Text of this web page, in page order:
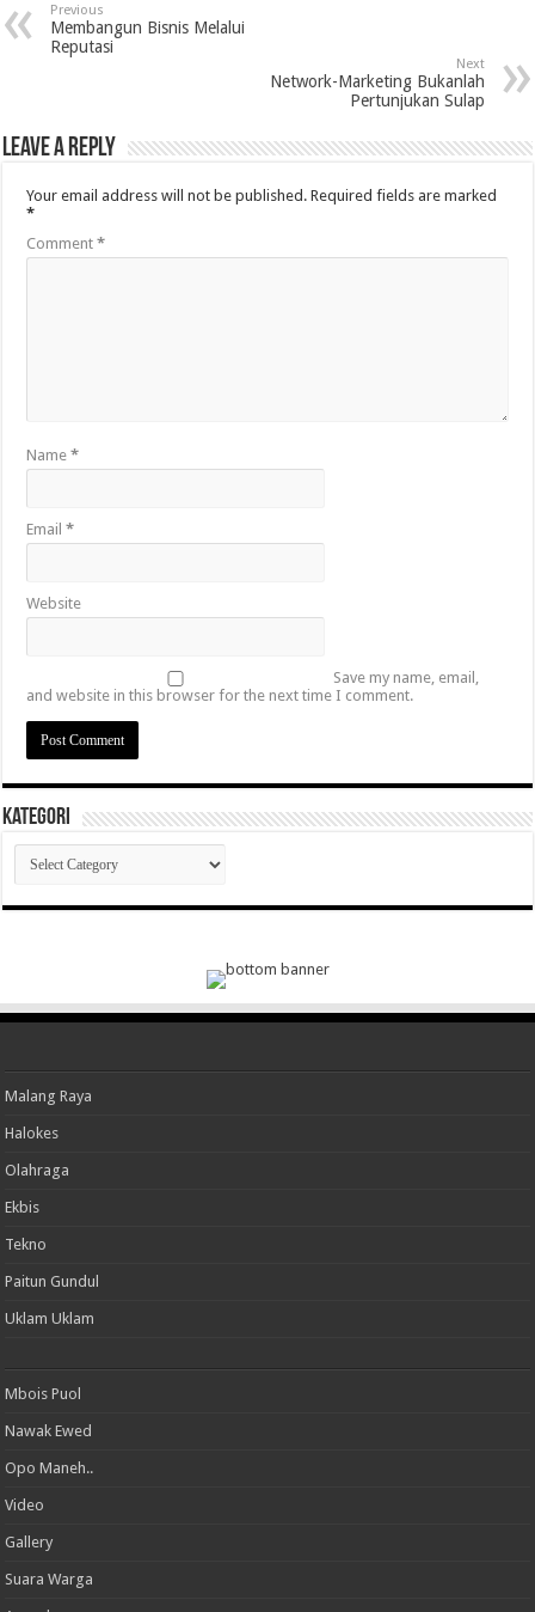
Previous
Membangun Bisnis Melalui
Reputasi
Next
Network-Marketing Bukanlah
Pertunjukan Sulap
Leave a Reply
Your email address will not be published. Required fields are marked
*
Comment*
Name*
Email*
Website
Save my name, email,
and website in this browser for the next time I comment.
Kategori
Kategori
Malang Raya
Halokes
Olahraga
Ekbis
Tekno
Paitun Gundul
Uklam Uklam
Mbois Puol
Nawak Ewed
Opo Maneh..
Video
Gallery
Suara Warga